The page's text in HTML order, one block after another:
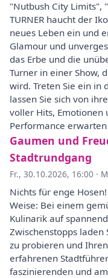
"Nutbush City Limits",
TURNER haucht der
neues Leben ein und
Glamour und
das Erbe und die
Turner in einer Show,
wird. Treten Sie ein in
lassen Sie sich von
voller Hits,
Performance erwarten
Gaumen und
Stadtrundgang
Fr., 30.10.2026, 16:00 ·
Nichts für enge
Weise: Bei einem
Kulinarik auf
Zwischenstopps
zu probieren und
erfahrenen
faszinierenden und